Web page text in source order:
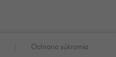
Ochrana súkromia